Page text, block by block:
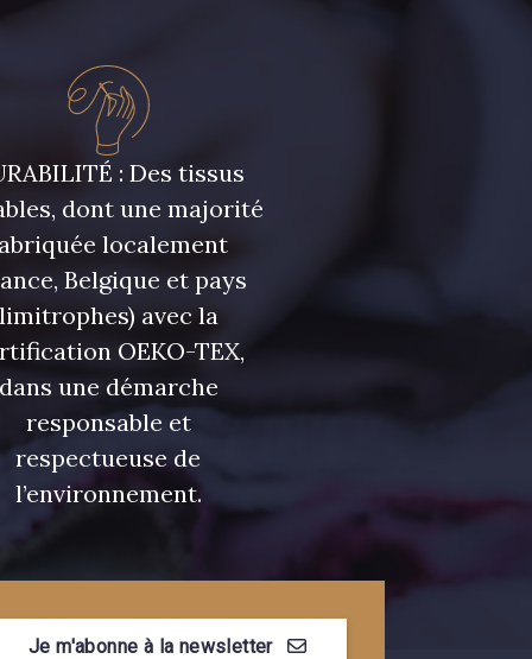
: Des tissus
dont une majorité
localement
Belgique et pays
avec la
OEKO-TEX,
une démarche
responsable et
respectueuse de
l’environnement.
Je m'abonne à la newsletter